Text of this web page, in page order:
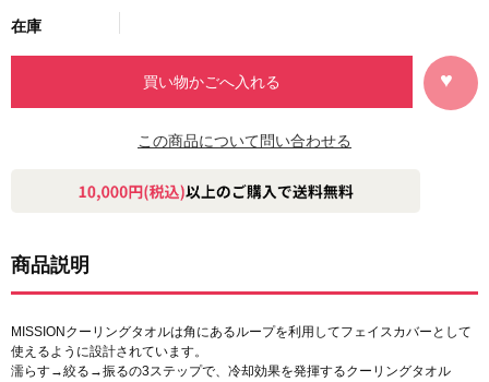
在庫
この商品について問い合わせる
商品説明
MISSIONクーリングタオルは角にあるループを利用してフェイスカバーとして
使えるように設計されています。
濡らす→絞る→振るの3ステップで、冷却効果を発揮するクーリングタオル